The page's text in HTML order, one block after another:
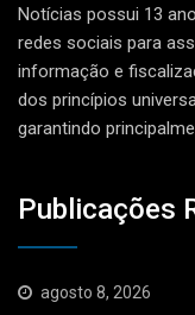
Notícias possui 13
redes sociais para
informação e
dos princípios
garantindo
Publicações
agosto 8, 2026